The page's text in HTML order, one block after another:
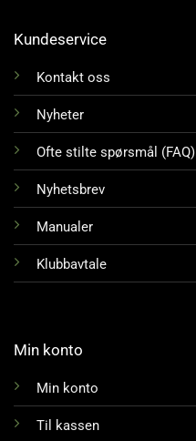
Kundeservice
Kontakt oss
Nyheter
Ofte stilte spørsmål (FAQ)
Nyhetsbrev
Manualer
Klubbavtale
Min konto
Min konto
Til kassen